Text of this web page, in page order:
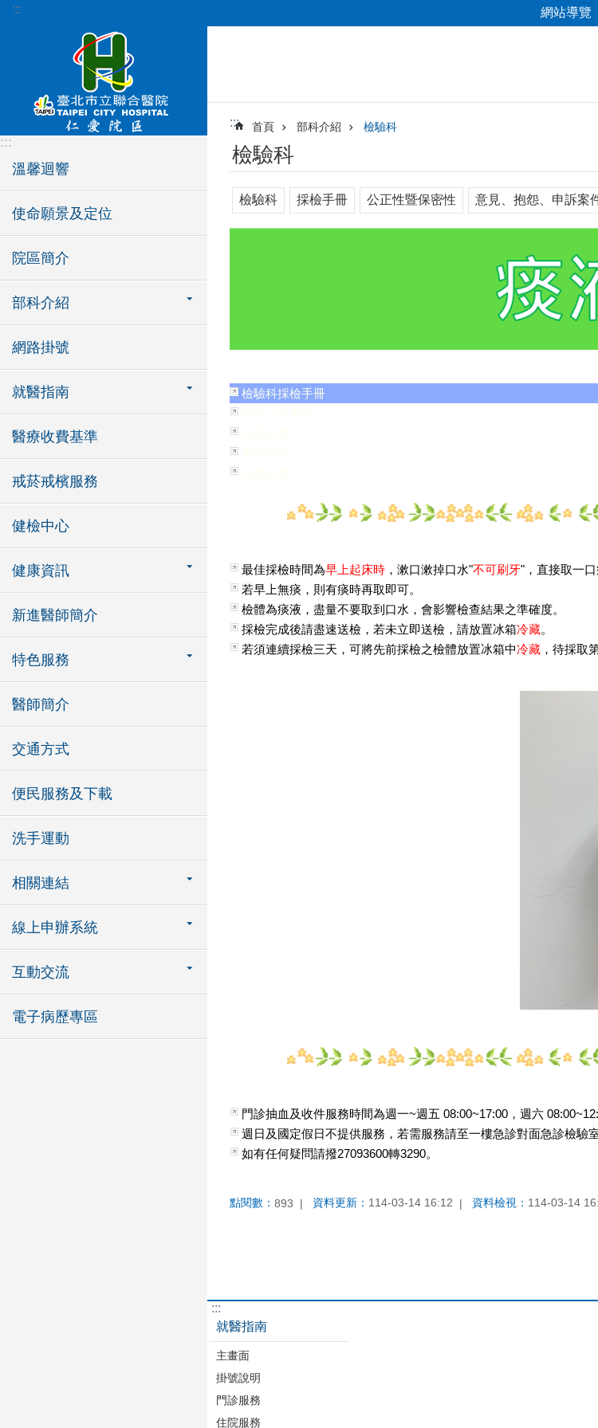
跳到主要內容區塊
::: 網站導覽
:::
溫馨迴響
使命願景及定位
院區簡介
部科介紹
網路掛號
就醫指南
醫療收費基準
戒菸戒檳服務
健檢中心
健康資訊
新進醫師簡介
特色服務
醫師簡介
交通方式
便民服務及下載
洗手運動
相關連結
線上申辦系統
互動交流
電子病歷專區
::: 首頁 部科介紹 檢驗科
檢驗科
檢驗科 採檢手冊 公正性暨保密性 意見、抱怨、申訴案
檢驗科採檢手冊
最佳採檢時間為早上起床時 ，漱口漱掉口水"不可刷牙"，直接取一口
若早上無痰，則有痰時再取即可。
檢體為痰液，盡量不要取到口水，會影響檢查結果之準確度。
採檢完成後請盡速送檢，若未立即送檢，請放置冰箱冷藏。
若須連續採檢三天，可將先前採檢之檢體放置冰箱中冷藏 ，待採取
門診抽血及收件服務時間為週一~週五 08:00~17:00，週六
週日及國定假日不提供服務，若需服務請至一樓急診對面急診檢驗室
如有任何疑問請撥27093600轉3290。
點閱數： 893 資料更新： 114-03-14 16:12 資料檢視： 114-03-14
:::
就醫指南
主畫面
掛號說明
門診服務
住院服務